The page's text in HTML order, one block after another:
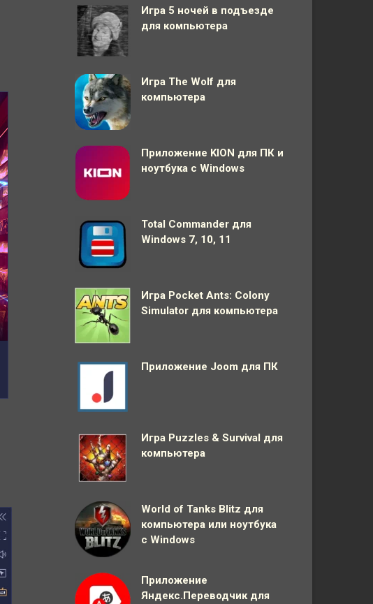
Игра 5 ночей в подъезде
для компьютера
Игра The Wolf для
компьютера
Приложение KION для ПК и
ноутбука с Windows
Total Commander для
Windows 7, 10, 11
Игра Pocket Ants: Colony
Simulator для компьютера
Приложение Joom для ПК
Игра Puzzles & Survival для
компьютера
World of Tanks Blitz для
компьютера или ноутбука
с Windows
Приложение
Яндекс.Переводчик для